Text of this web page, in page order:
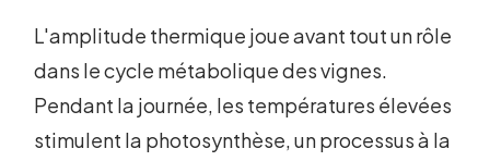
L'amplitude thermique joue avant tout un rôle
dans le cycle métabolique des vignes.
Pendant la journée, les températures élevées
stimulent la photosynthèse, un processus à la